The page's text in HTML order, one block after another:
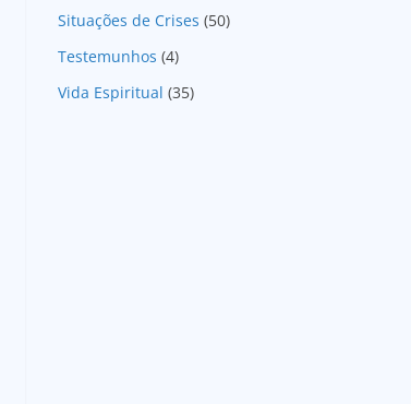
Situações de Crises (50)
Testemunhos (4)
Vida Espiritual (35)